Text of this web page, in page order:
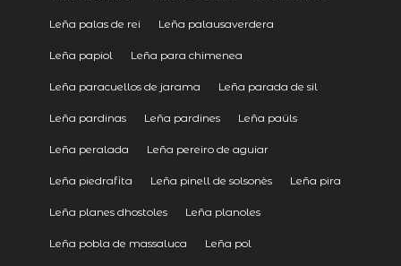
Leña palas de rei Leña palausaverdera
Leña papiol Leña para chimenea
Leña paracuellos de jarama Leña parada de sil
Leña pardinas Leña pardines Leña paüls
Leña peralada Leña pereiro de aguiar
Leña piedrafita Leña pinell de solsonès Leña pira
Leña planes dhostoles Leña planoles
Leña pobla de massaluca Leña pol